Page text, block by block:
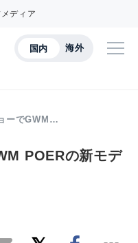
ディア
国内 海外
ーでGWM…
POERの新モデ